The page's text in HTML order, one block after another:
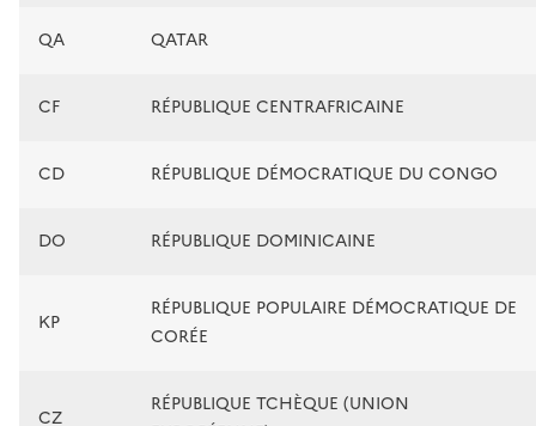
QA QATAR
CF RÉPUBLIQUE CENTRAFRICAINE
CD RÉPUBLIQUE DÉMOCRATIQUE DU CONGO
DO RÉPUBLIQUE DOMINICAINE
KP
RÉPUBLIQUE POPULAIRE DÉMOCRATIQUE DE
CORÉE
CZ
RÉPUBLIQUE TCHÈQUE (UNION